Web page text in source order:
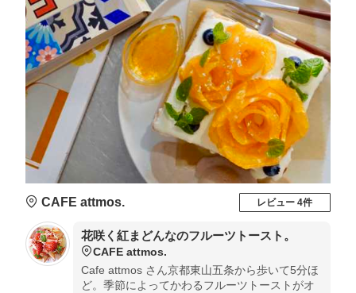
CAFE attmos. レビュー 4件
花咲く紅まどんなのフルーツトースト。
CAFE attmos.
Cafe attmos さん京都東山五条から歩いて5分ほ
ど。季節によってかわるフルーツトーストがオ